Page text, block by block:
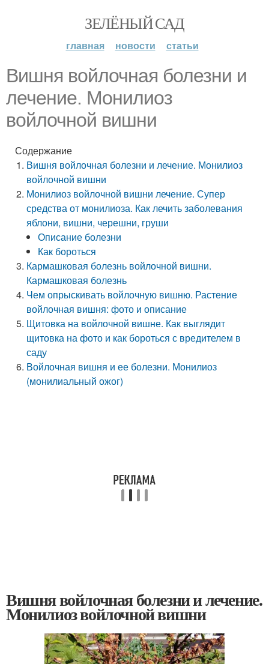
ЗЕЛЁНЫЙ САД
главная новости статьи
Вишня войлочная болезни и
лечение. Монилиоз
войлочной вишни
Содержание
Вишня войлочная болезни и лечение. Монилиоз
войлочной вишни
Монилиоз войлочной вишни лечение. Супер
средства от монилиоза. Как лечить заболевания
яблони, вишни, черешни, груши
Описание болезни
Как бороться
Кармашковая болезнь войлочной вишни.
Кармашковая болезнь
Чем опрыскивать войлочную вишню. Растение
войлочная вишня: фото и описание
Щитовка на войлочной вишне. Как выглядит
щитовка на фото и как бороться с вредителем в
саду
Войлочная вишня и ее болезни. Монилиоз
(монилиальный ожог)
Вишня войлочная болезни и лечение.
Монилиоз войлочной вишни